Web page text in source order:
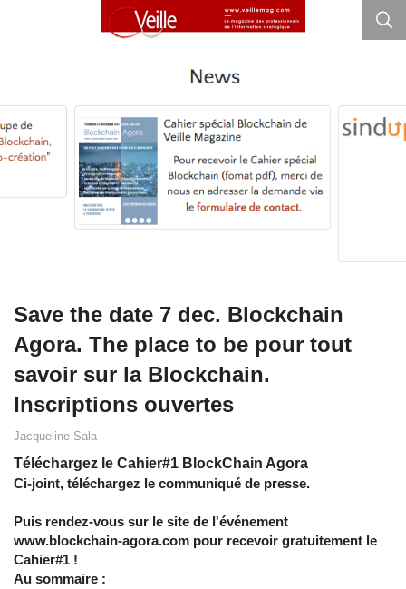
Save the date 7 dec. Blockchain
Agora. The place to be pour tout
savoir sur la Blockchain.
Inscriptions ouvertes
Jacqueline Sala
Téléchargez le Cahier#1 BlockChain Agora
Ci-joint, téléchargez le communiqué de presse.
Puis rendez-vous sur le site de l'événement
www.blockchain-agora.com pour recevoir gratuitement le
Cahier#1 !
Au sommaire :